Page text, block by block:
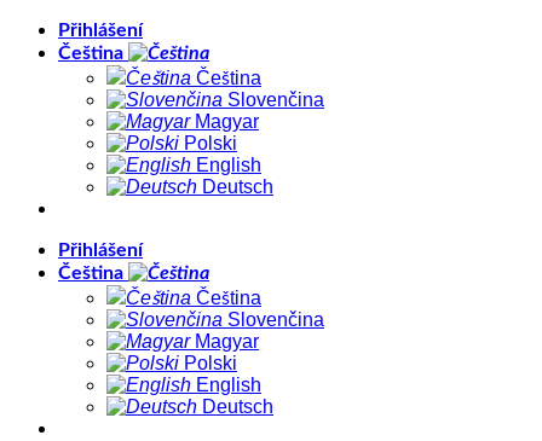
PřeskočitPřihlášení
Čeština
Čeština
Slovenčina
Magyar
Polski
English
Deutsch
Přihlášení
Čeština
Čeština
Slovenčina
Magyar
Polski
English
Deutsch